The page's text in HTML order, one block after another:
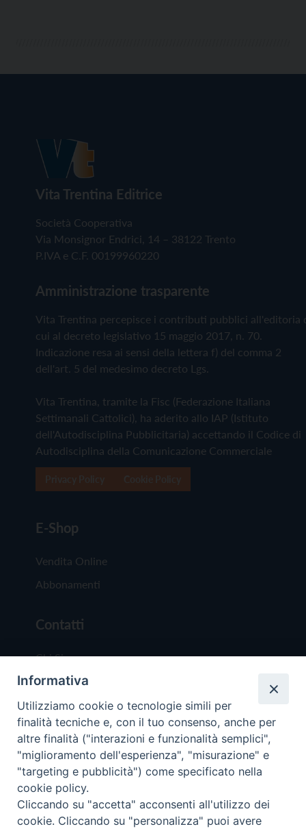
Vita Trentina Editrice
Società Cooperativa
Via Monsignor Endrici, 14 – 38122 Trento
P.IVA e C.F. 00199960220
Amministrazione trasparente
Vita Trentina percepisce i contributi pubblici all'editoria
cui al decreto legislativo 15 maggio 2017, n. 70.
Indicazione resa ai sensi della lettera f) del comma 2
dell'art. 5 del medesimo decreto Lgs.
Vita Trentina, tramite la Fisc (Federazione Italiana
Settimanali Cattolici), ha aderito allo IAP (Istituto
dell'Autodisciplina Pubblicitaria) accettando il Codice di
Autodisciplina della Comunicazione Commerciale
E-Shop
Vendita Online
Abbonamenti
Contatti
Chi Siamo
Redazione
Scrivici
Copyright © 2019 - Tutti i diritti riservati - Vita
Trentina Editrice
Informativa
Utilizziamo cookie o tecnologie simili per
finalità tecniche e, con il tuo consenso, anche per
altre finalità ("interazioni e funzionalità semplici",
"miglioramento dell'esperienza", "misurazione" e
"targeting e pubblicità") come specificato nella
cookie policy.
Cliccando su "accetta" acconsenti all'utilizzo dei
cookie. Cliccando su "personalizza" puoi avere